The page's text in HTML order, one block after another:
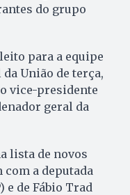
do grupo
para a equipe
União de terça,
vice-presidente
geral da
lista de novos
a deputada
e de Fábio Trad